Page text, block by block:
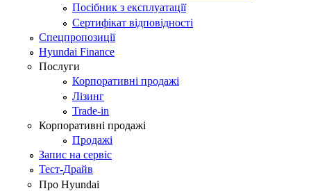
Посібник з експлуатації
Сертифікат відповідності
Спецпропозиції
Hyundai Finance
Послуги
Корпоративні продажі
Лізинг
Trade-in
Корпоративні продажі
Продажі
Запис на сервіс
Тест-Драйв
Про Hyundai